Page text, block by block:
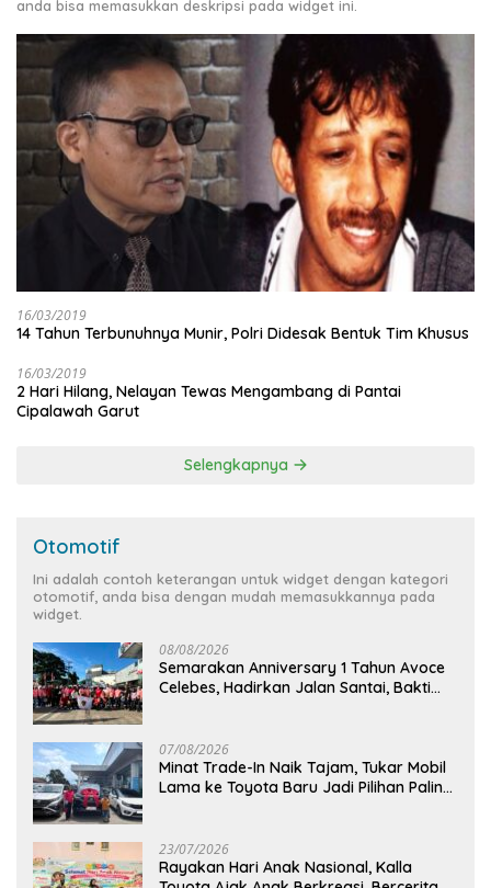
anda bisa memasukkan deskripsi pada widget ini.
16/03/2019
14 Tahun Terbunuhnya Munir, Polri Didesak Bentuk Tim Khusus
16/03/2019
2 Hari Hilang, Nelayan Tewas Mengambang di Pantai
Cipalawah Garut
Selengkapnya
Otomotif
Ini adalah contoh keterangan untuk widget dengan kategori
otomotif, anda bisa dengan mudah memasukkannya pada
widget.
08/08/2026
Semarakan Anniversary 1 Tahun Avoce
Celebes, Hadirkan Jalan Santai, Bakti
07/08/2026
Minat Trade-In Naik Tajam, Tukar Mobil
Lama ke Toyota Baru Jadi Pilihan Paling
23/07/2026
Rayakan Hari Anak Nasional, Kalla